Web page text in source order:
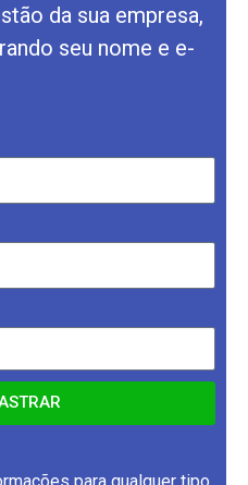
da sua empresa,
seu nome e e-